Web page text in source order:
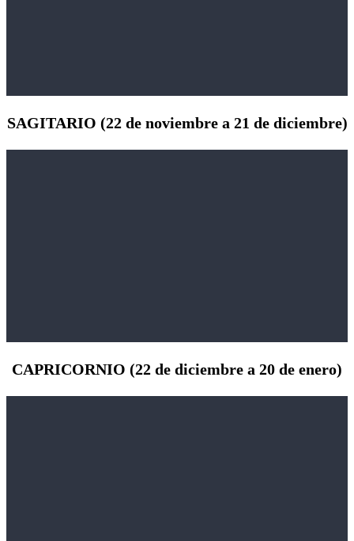
SAGITARIO (22 de noviembre a 21 de diciembre)
CAPRICORNIO (22 de diciembre a 20 de enero)